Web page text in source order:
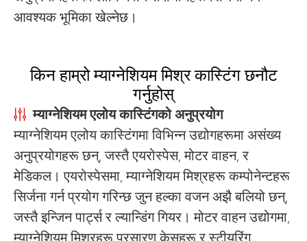
आवश्यक भूमिका खेल्नेछ।
किन हाम्रो म्याग्नेशियम मिश्र कास्टिंग छनौट
गर्नुहोस्
म्याग्नेशियम एलोय कास्टिंगको अनुप्रयोग
म्याग्नेशियम एलोय कास्टिंगमा विभिन्न उद्योगहरूमा असंख्य
अनुप्रयोगहरू छन्, जस्तै एयरोस्पेस, मोटर वाहन, र
मेडिकल। एयरोस्पेसमा, म्याग्नेशियम मिश्रहरू कम्पोनेन्टहरू
सिर्जना गर्न प्रयोग गरिन्छ जुन हल्का वजन अझै बलियो छन्,
जस्तै इन्जिन पार्ट्स र ल्यान्डिंग गियर। मोटर वाहन उद्योगमा,
म्याग्नेशियम मिश्रहरू प्रसारण केसहरू र स्टीयरिंग